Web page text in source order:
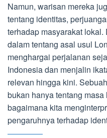
Namun, warisan mereka
tentang identitas,
terhadap masyarakat
dalam tentang asal usul
menghargai perjalanan
Indonesia dan menjalin
relevan hingga kini.
bukan hanya tentang
bagaimana kita
pengaruhnya terhadap